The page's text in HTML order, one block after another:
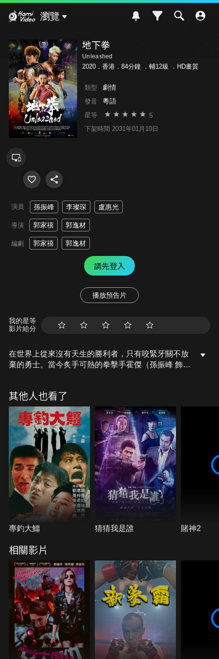
瀏覽
地下拳
Unleashed
2020．香港．84分鐘 ． 輔12級 ．HD畫質
類型 劇情
發音 粵語
星等 5
下架時間 2031年01月10日
演員 孫振峰 李璨琛 盧惠光
導演 郭家禧 郭逸材
編劇 郭家禧 郭逸材
請先登入
播放預告片
我的星等
影片給分
在世界上從來沒有天生的勝利者，只有咬緊牙關不放
棄的勇士。當今炙手可熱的拳擊手霍傑（孫振峰 飾）
然而，拳館業主卻突然要賣掉房子，逼得車德博不得
不答應外號「殺人機器」仇立（鄭子平 飾）的挑戰，
霍傑卻被打到癱瘓。之後才發現幕後策劃者竟是車德
博以前的徒弟白樂（李璨琛 飾）。在車德博和到拳館
學藝的女演員林幼芙（王敏奕 飾）悉心照顧下，霍傑
決定痛定思痛，接受手術重新振作，要和仇立再度對
決。
其他人也看了
專釣大鱷 猜猜我是誰 賭神2
相關影片